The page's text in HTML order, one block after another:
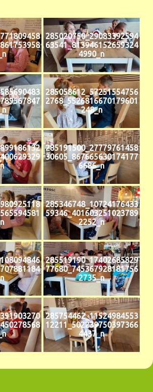
285020750_29083392594
63541_813946152659324
4990_n
285058612_57251554756
2768_5526816670179601
248_n
285191500_27779761458
30605_867665630174177
6686_n
285346748_10724176433
59346_401603251023789
2252_n
285519190_17402685829
77680_745367928181756
2735_n
285754462_11524984553
12211_502239750397366
4437_n